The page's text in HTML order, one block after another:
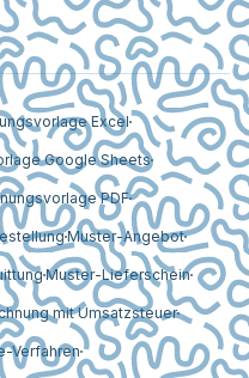
Excel
Google Sheets
PDF
Muster-Angebot
Muster-Lieferschein
mit Umsatzsteuer
Verfahren